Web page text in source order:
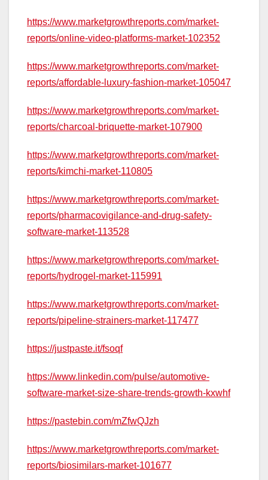
https://www.marketgrowthreports.com/market-
reports/online-video-platforms-market-102352
https://www.marketgrowthreports.com/market-
reports/affordable-luxury-fashion-market-105047
https://www.marketgrowthreports.com/market-
reports/charcoal-briquette-market-107900
https://www.marketgrowthreports.com/market-
reports/kimchi-market-110805
https://www.marketgrowthreports.com/market-
reports/pharmacovigilance-and-drug-safety-
software-market-113528
https://www.marketgrowthreports.com/market-
reports/hydrogel-market-115991
https://www.marketgrowthreports.com/market-
reports/pipeline-strainers-market-117477
https://justpaste.it/fsoqf
https://www.linkedin.com/pulse/automotive-
software-market-size-share-trends-growth-kxwhf
https://pastebin.com/mZfwQJzh
https://www.marketgrowthreports.com/market-
reports/biosimilars-market-101677